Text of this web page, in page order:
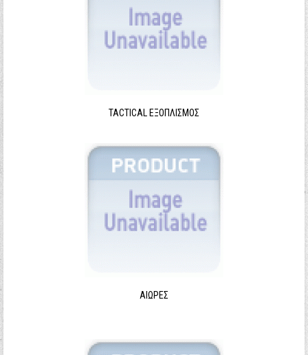
TACTICAL ΕΞΟΠΛΙΣΜΌΣ
ΑΙΩΡΕΣ